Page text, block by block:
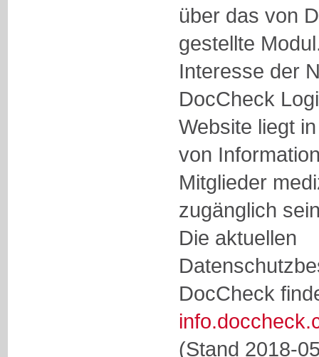
über das von
gestellte
Interesse der
DocCheck
Website liegt
von
Mitglieder
zugänglich
Die aktuellen
DocCheck
(Stand 2018-